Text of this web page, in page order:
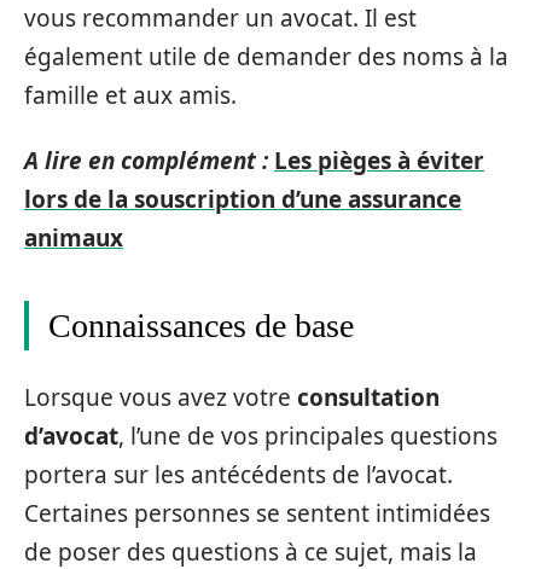
vous recommander un avocat. Il est
également utile de demander des noms à la
famille et aux amis.
A lire en complément : Les pièges à éviter
lors de la souscription d’une assurance
animaux
Connaissances de base
Lorsque vous avez votre consultation
d’avocat, l’une de vos principales questions
portera sur les antécédents de l’avocat.
Certaines personnes se sentent intimidées
de poser des questions à ce sujet, mais la